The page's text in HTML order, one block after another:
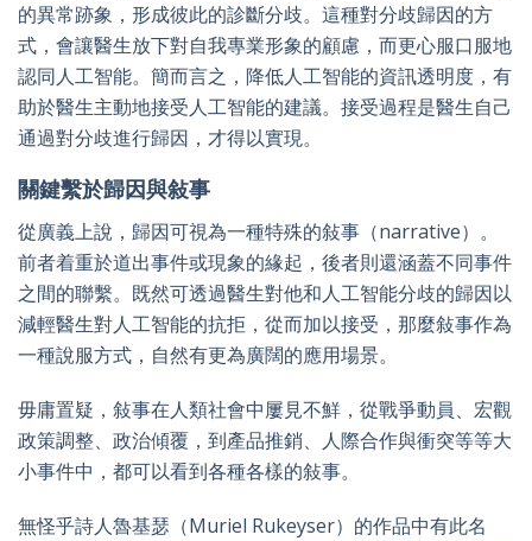
的異常跡象，形成彼此的診斷分歧。這種對分歧歸因的方
式，會讓醫生放下對自我專業形象的顧慮 ，而更心服口服地
認同人工智能。簡而言之，降低人工智能的資訊透明度，有
助於醫生主動地接受人工智能的建議。接受過程是醫生自己
通過對分歧進行歸因，才得以實現。
關鍵繫於歸因與敍事
從廣義上說，歸因可視為一種特殊的敍事（narrative）。
前者着重於道出事件或現象的緣起，後者則還涵蓋不同事件
之間的聯繫。既然可透過醫生對他和人工智能分歧的歸因以
減輕醫生對人工智能的抗拒，從而加以接受，那麼敍事作為
一種說服方式，自然有更為廣闊的應用場景。
毋庸置疑，敍事在人類社會中屢見不鮮，從戰爭動員、宏觀
政策調整、政治傾覆，到產品推銷、人際合作與衝突等等大
小事件中，都可以看到各種各樣的敍事。
無怪乎詩人魯基瑟（Muriel Rukeyser）的作品中有此名